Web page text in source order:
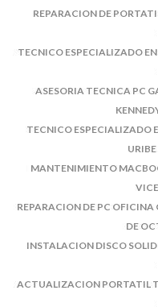
REPARACION DE
TECNICO ESPECIALIZADO
ASESORIA TECNICA PC
TECNICO ESPECIALIZADO
MANTENIMIENTO
REPARACION DE PC
DE
INSTALACION DISCO
ACTUALIZACION PORTATIL